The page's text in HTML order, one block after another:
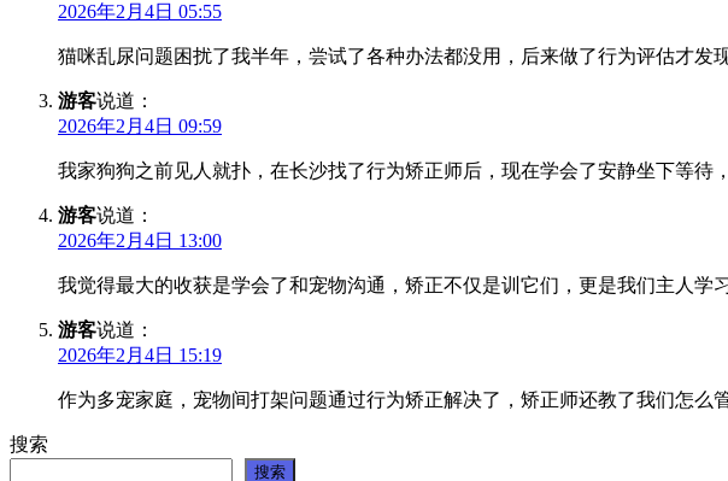
2026年2月4日 05:55
猫咪乱尿问题困扰了我半年，尝试了各种办法都没用，后来做了行为评估才发
游客说道：
2026年2月4日 09:59
我家狗狗之前见人就扑，在长沙找了行为矫正师后，现在学会了安静坐下等待
游客说道：
2026年2月4日 13:00
我觉得最大的收获是学会了和宠物沟通，矫正不仅是训它们，更是我们主人学
游客说道：
2026年2月4日 15:19
作为多宠家庭，宠物间打架问题通过行为矫正解决了，矫正师还教了我们怎么
搜索
搜索